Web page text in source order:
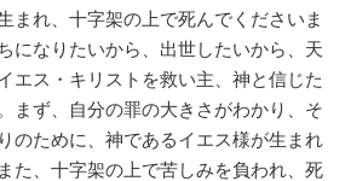
まれ、十字架の上で死んでくださいま
になりたいから、出世したいから、天
エス・キリストを救い主、神と信じた
まず、自分の罪の大きさがわかり、そ
のために、神であるイエス様が生まれ
た、十字架の上で苦しみを負われ、死